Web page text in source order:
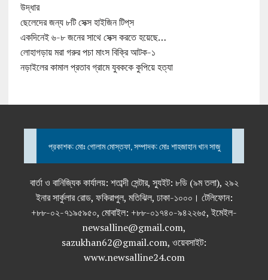
উদ্ধার
ছেলেদের জন্য ৮টি সেক্স হাইজিন টিপ্‌স
একদিনেই ৬-৮ জনের সাথে সেক্স করতে হয়েছে…
লোহাগড়ায় মরা গরুর পচা মাংস বিক্রি আটক-১
নড়াইলের কামাল প্রতাব গ্রামে যুবককে কুপিয়ে হত্যা
প্রকাশক: মোঃ গোলাম মোস্তফা, সম্পাদক: মোঃ শাহজাহান খান সাজু
বার্তা ও বানিজ্যিক কার্যালয়: শতাব্দী সেন্টার, স্যুইট: ৮ডি (৯ম তলা), ২৯২
ইনার সার্কুলার রোড, ফকিরাপুল, মতিঝিল, ঢাকা-১০০০। টেলিফোন:
+৮৮-০২-৭১৯৫৯৫০, মোবাইল: +৮৮-০১৭৪০-৯৪২২৬৫, ইমেইল-
newsalline@gmail.com,
sazukhan62@gmail.com, ওয়েবসাইট:
www.newsalline24.com